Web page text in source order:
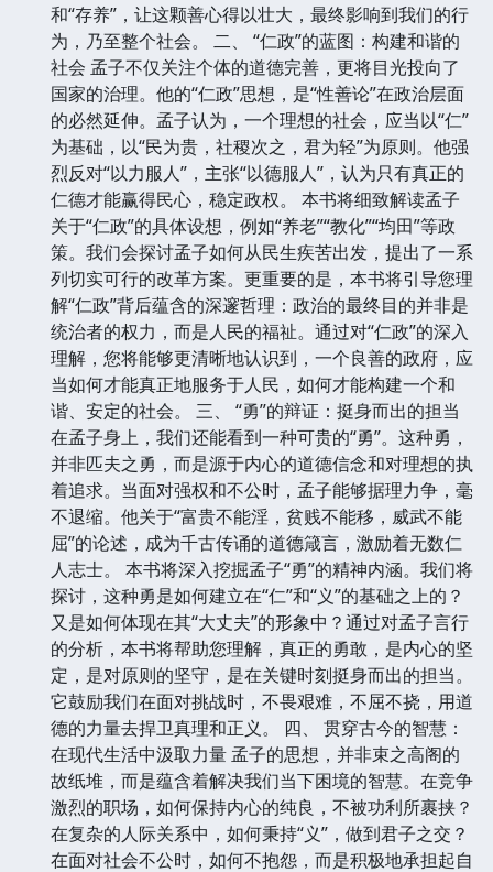
和“存养”，让这颗善心得以壮大，最终影响到我们的行
为，乃至整个社会。 二、 “仁政”的蓝图：构建和谐的
社会 孟子不仅关注个体的道德完善，更将目光投向了
国家的治理。他的“仁政”思想，是“性善论”在政治层面
的必然延伸。孟子认为，一个理想的社会，应当以“仁”
为基础，以“民为贵，社稷次之，君为轻”为原则。他强
烈反对“以力服人”，主张“以德服人”，认为只有真正的
仁德才能赢得民心，稳定政权。 本书将细致解读孟子
关于“仁政”的具体设想，例如“养老”“教化”“均田”等政
策。我们会探讨孟子如何从民生疾苦出发，提出了一系
列切实可行的改革方案。更重要的是，本书将引导您理
解“仁政”背后蕴含的深邃哲理：政治的最终目的并非是
统治者的权力，而是人民的福祉。通过对“仁政”的深入
理解，您将能够更清晰地认识到，一个良善的政府，应
当如何才能真正地服务于人民，如何才能构建一个和
谐、安定的社会。 三、 “勇”的辩证：挺身而出的担当
在孟子身上，我们还能看到一种可贵的“勇”。这种勇，
并非匹夫之勇，而是源于内心的道德信念和对理想的执
着追求。当面对强权和不公时，孟子能够据理力争，毫
不退缩。他关于“富贵不能淫，贫贱不能移，威武不能
屈”的论述，成为千古传诵的道德箴言，激励着无数仁
人志士。 本书将深入挖掘孟子“勇”的精神内涵。我们将
探讨，这种勇是如何建立在“仁”和“义”的基础之上的？
又是如何体现在其“大丈夫”的形象中？通过对孟子言行
的分析，本书将帮助您理解，真正的勇敢，是内心的坚
定，是对原则的坚守，是在关键时刻挺身而出的担当。
它鼓励我们在面对挑战时，不畏艰难，不屈不挠，用道
德的力量去捍卫真理和正义。 四、 贯穿古今的智慧：
在现代生活中汲取力量 孟子的思想，并非束之高阁的
故纸堆，而是蕴含着解决我们当下困境的智慧。在竞争
激烈的职场，如何保持内心的纯良，不被功利所裹挟？
在复杂的人际关系中，如何秉持“义”，做到君子之交？
在面对社会不公时，如何不抱怨，而是积极地承担起自